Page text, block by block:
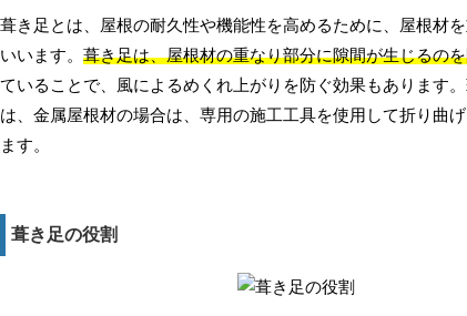
葺き足とは、屋根の耐久性や機能性を高めるために、屋根材
いいます。 葺き足は、屋根材の重なり部分に隙間が生じるの
ていることで、風によるめくれ上がりを防ぐ効果もあります
は、金属屋根材の場合は、専用の施工工具を使用して折り曲
ます。
葺き足の役割